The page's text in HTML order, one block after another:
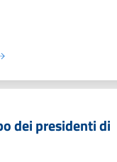
dei presidenti di